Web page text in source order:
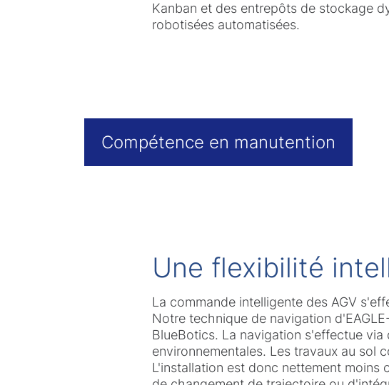
Kanban et des entrepôts de stockage
robotisées automatisées.
Tab Slider Helper Text
Compétence en manutention
Une flexibilité
La commande intelligente des AGV
Notre technique de navigation
BlueBotics. La navigation s'effectue
environnementales. Les travaux au sol
L'installation est donc nettement moins